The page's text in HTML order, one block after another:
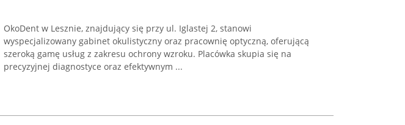
OkoDent w Lesznie, znajdujący się przy ul. Iglastej 2, stanowi
wyspecjalizowany gabinet okulistyczny oraz pracownię optyczną, oferującą
szeroką gamę usług z zakresu ochrony wzroku. Placówka skupia się na
precyzyjnej diagnostyce oraz efektywnym ...